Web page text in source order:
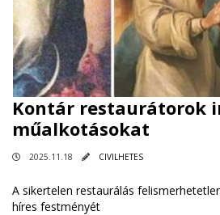
Kontár restaurátorok
műalkotásokat
2025.11.18 CIVILHETES
A sikertelen restaurálás
híres festményét